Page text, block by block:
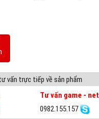
vấn trực tiếp về sản phẩm
Tư vấn game - net
0982.155.157